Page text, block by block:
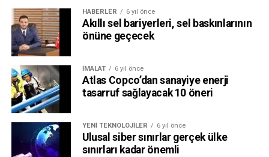
HABERLER 6 yıl önce
Akıllı sel bariyerleri, sel baskınlarının
önüne geçecek
İMALAT 6 yıl önce
Atlas Copco’dan sanayiye enerji
tasarruf sağlayacak 10 öneri
YENI TEKNOLOJILER 6 yıl önce
Ulusal siber sınırlar gerçek ülke
sınırları kadar önemli